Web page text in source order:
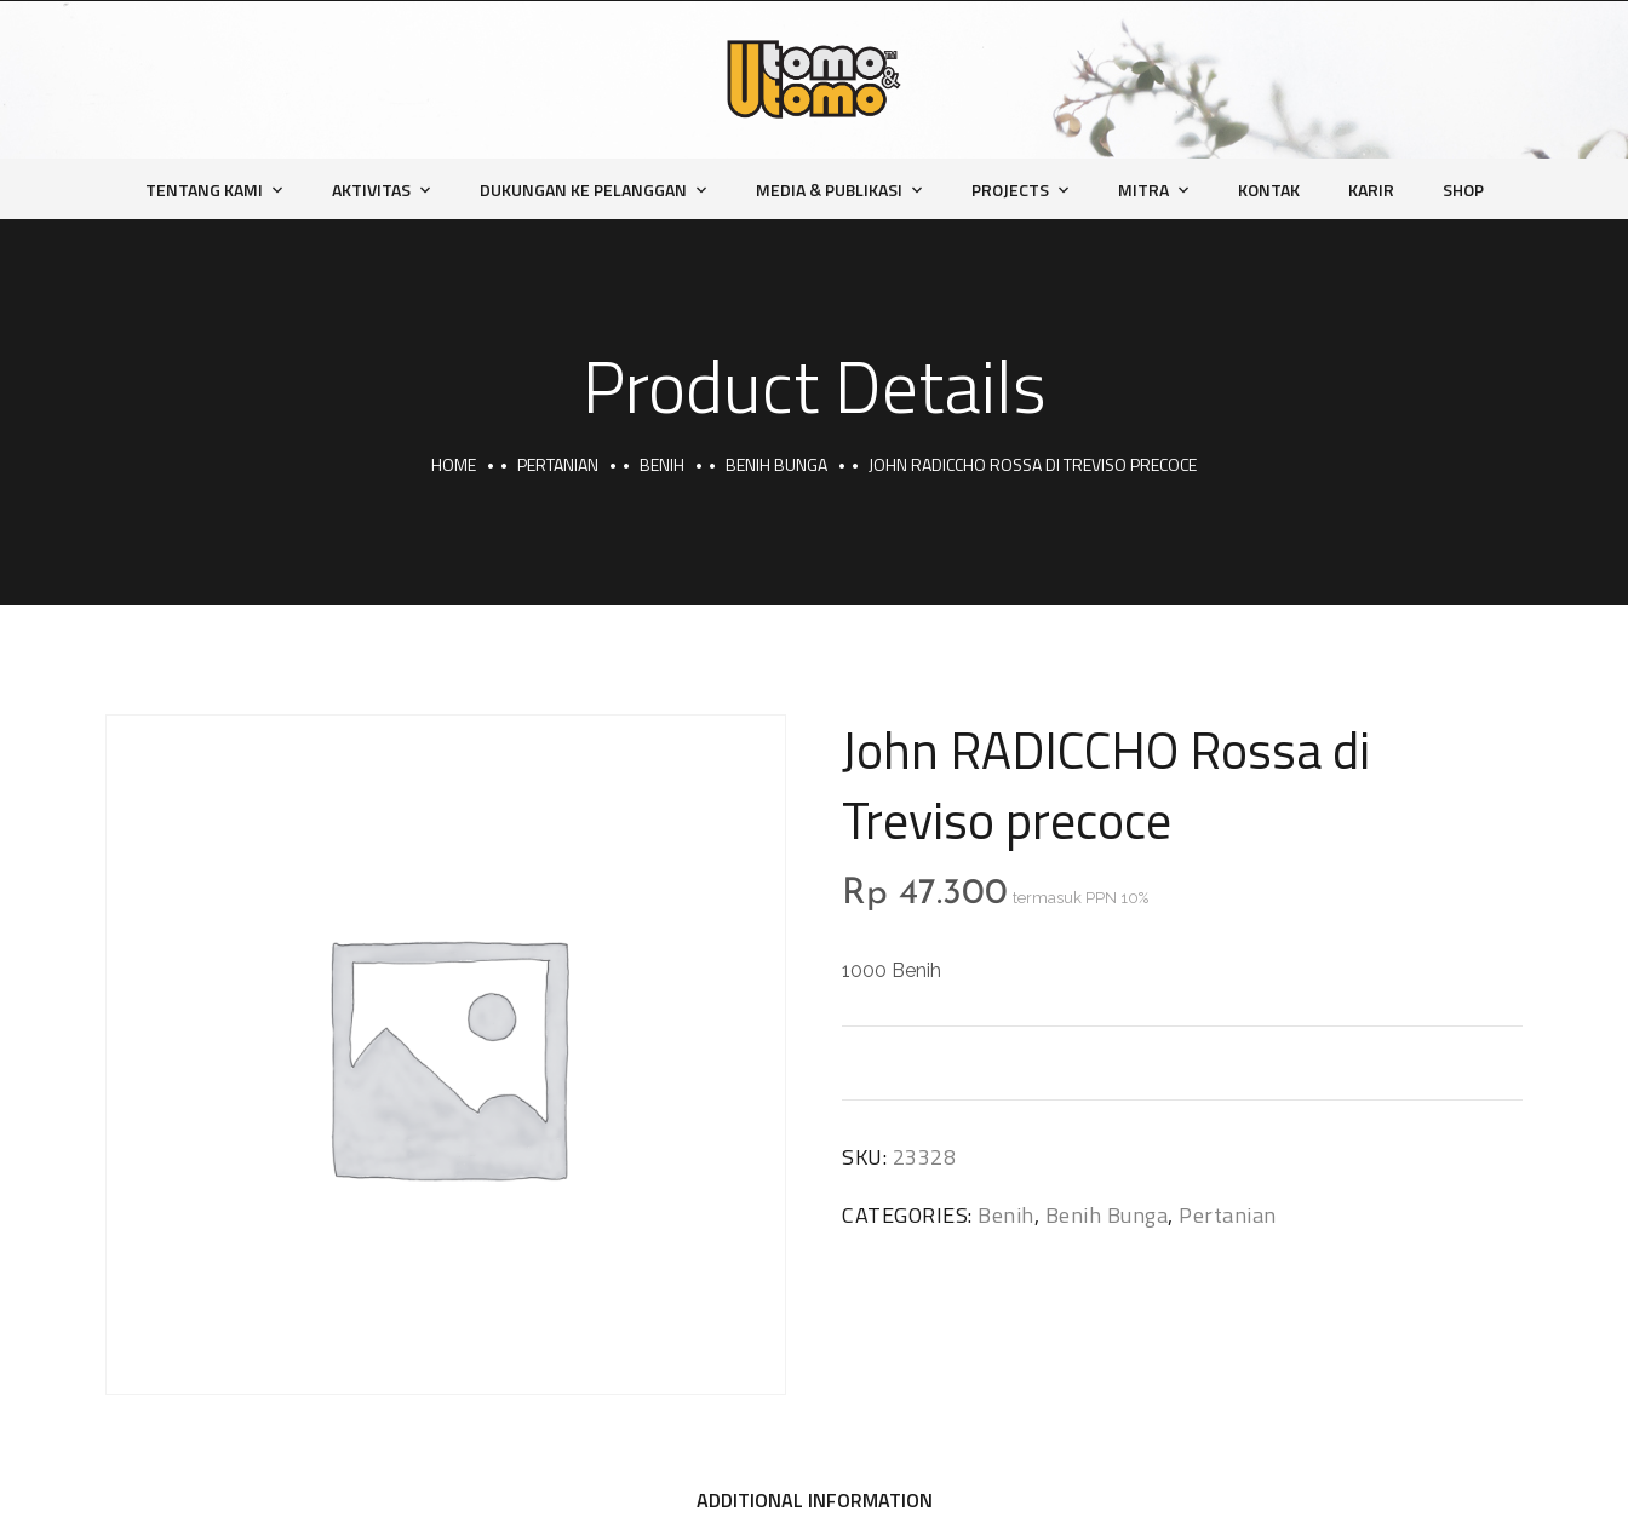
TENTANG KAMI AKTIVITAS DUKUNGAN KE PELANGGAN MEDIA & PUBLIKASI PROJECTS MITRA KONTAK KARIR SHOP
Product Details
HOME PERTANIAN BENIH BENIH BUNGA JOHN RADICCHO ROSSA DI TREVISO PRECOCE
John RADICCHO Rossa di
Treviso precoce
Rp 47.300 termasuk PPN 10%
1000 Benih
SKU: 23328
CATEGORIES: Benih, Benih Bunga, Pertanian
ADDITIONAL INFORMATION